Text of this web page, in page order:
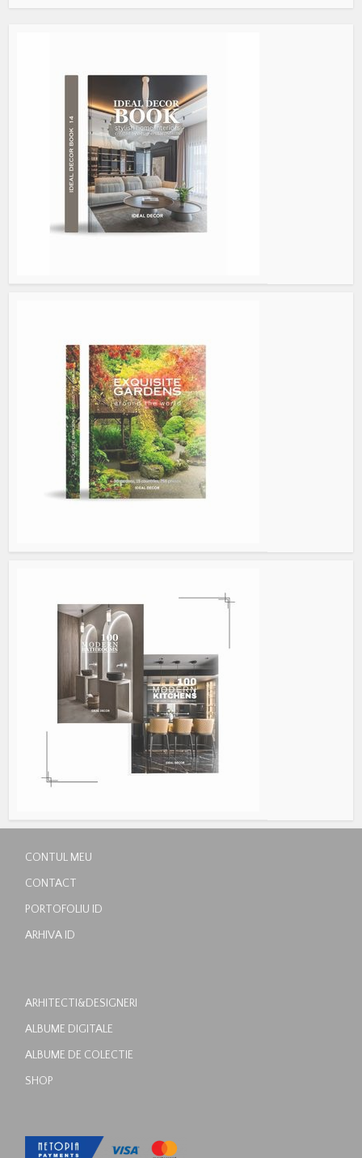
CONTUL MEU
CONTACT
PORTOFOLIU ID
ARHIVA ID
ARHITECTI&DESIGNERI
ALBUME DIGITALE
ALBUME DE COLECTIE
SHOP